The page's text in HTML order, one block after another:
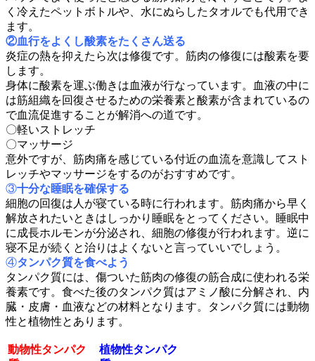
く冷えたペットボトルや、水にぬらしたタオルでも代用でき
ます。
②血行をよくし酸素をたくさん送る
炎症の熱を抑えたら次は修復です。筋肉の修復には酸素を要
します。
身体に酸素を運ぶ働きは血液が行なっています。血液の中に
は筋組織を回復させるための栄養素と酸素が含まれているの
で血流促進することが解消への道です。
〇軽いストレッチ
〇マッサージ
意外ですが、筋肉痛を感じている付近の血流を意識してスト
レッチやマッサージをするのがおすすめです。
③十分な睡眠を確保する
細胞の回復は人が寝ている時に行われます。筋肉痛から早く
解放されたいときはしっかり睡眠をとってください。睡眠中
に成長ホルモンが分泌され、細胞の修復が行われます。逆に
寝不足が続くと治りはよくないと言っていいでしょう。
④タンパク質を食べよう
タンパク質には、傷ついた筋肉の修復の筋合成に使われる栄
養素です。食べた後のタンパク質はアミノ酸に分解され、内
臓・皮膚・血液などの材料となります。タンパク質には動物
性と植物性とあります。
動物性タンパク
植物性タンパク